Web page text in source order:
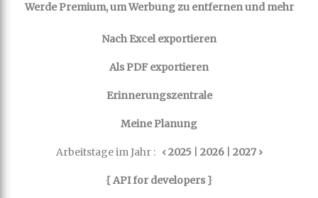
Werde Premium, um Werbung zu entfernen und mehr
Nach Excel exportieren
Als PDF exportieren
Erinnerungszentrale
Meine Planung
Arbeitstage im Jahr : ‹ 2025 2026 2027 ›
{ API for developers }